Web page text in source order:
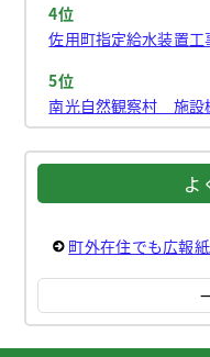
4位
佐用町指定給水装置工
5位
南光自然観察村 施設
よ
町外在住でも広報